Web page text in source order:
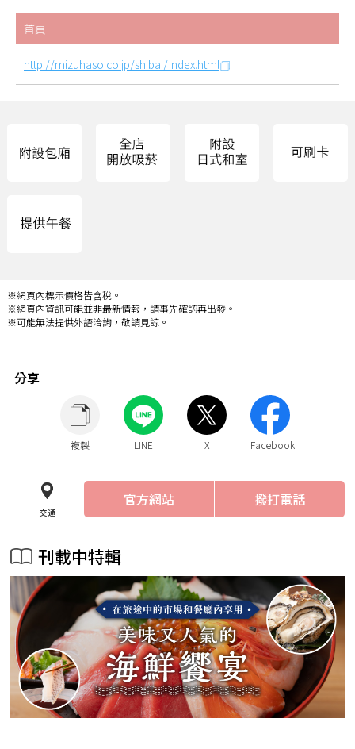
首頁
http://mizuhaso.co.jp/shibai/index.html
※網頁內標示價格皆含稅。
※網頁內資訊可能並非最新情報，請事先確認再出發。
※可能無法提供外語洽詢，敬請見諒。
分享
複製 LINE X Facebook
交通
官方網站 撥打電話
刊載中特輯